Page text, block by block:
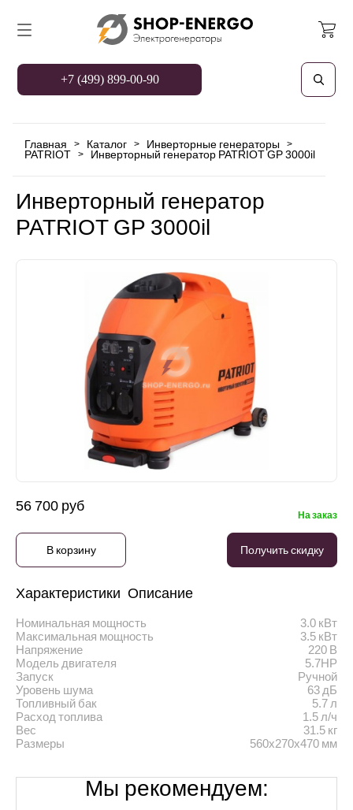
+7 (499) 899-00-90
Главная > Каталог > Инверторные генераторы >
PATRIOT > Инверторный генератор PATRIOT GP 3000il
Инверторный генератор
PATRIOT GP 3000il
56 700 руб
На заказ
В корзину Получить скидку
Характеристики Описание
Номинальная мощность
3.0 кВт
Максимальная мощность
3.5 кВт
Напряжение
220 В
Модель двигателя
5.7HP
Запуск
Ручной
Уровень шума
63 дБ
Топливный бак
5.7 л
Расход топлива
1.5 л/ч
Вес
31.5 кг
Размеры
560х270х470 мм
Мы рекомендуем: